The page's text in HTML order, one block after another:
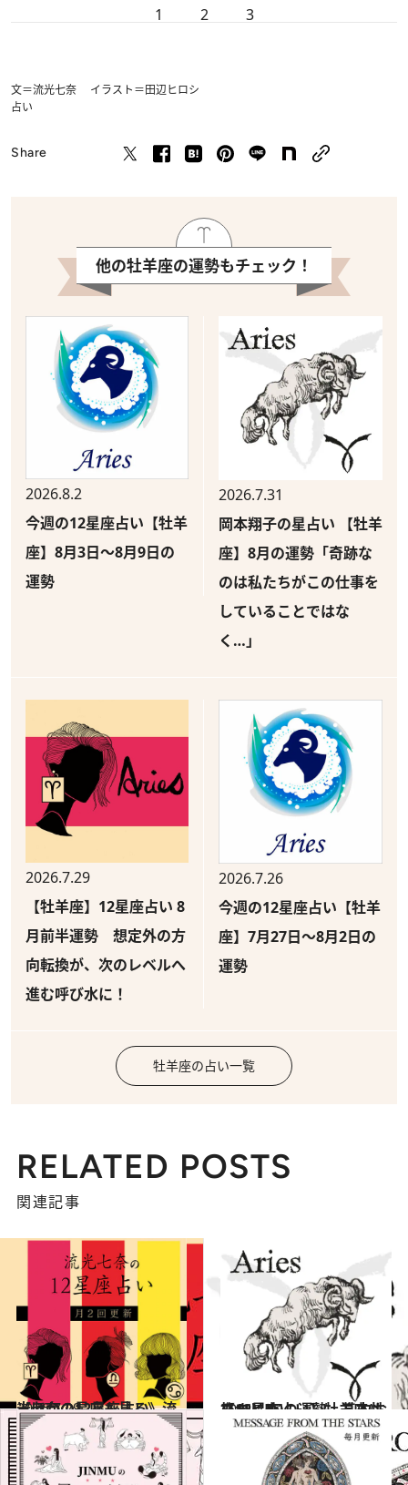
1 2 3
文＝流光七奈 イラスト＝田辺ヒロシ
占い
Share
他の牡羊座の運勢もチェック！
2026.8.2
今週の12星座占い【牡羊
座】8月3日～8月9日の
運勢
2026.7.31
岡本翔子の星占い 【牡羊
座】8月の運勢「奇跡な
のは私たちがこの仕事を
していることではな
く…」
2026.7.29
【牡羊座】12星座占い 8
月前半運勢 想定外の方
向転換が、次のレベルへ
進む呼び水に！
2026.7.26
今週の12星座占い【牡羊
座】7月27日～8月2日の
運勢
牡羊座の占い一覧
RELATED POSTS
関連記事
2026.7.29
《ほかの星座も見る》流光七奈の12星座占い
占い 2021.12.1
【12星座占い】牡羊座(おひつじ座)の運勢、基本性格まとめ
占い